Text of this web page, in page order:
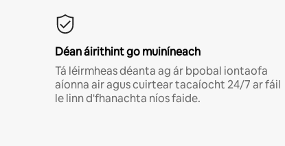
Déan áirithint go muiníneach
Tá léirmheas déanta ag ár bpobal iontaofa
aíonna air agus cuirtear tacaíocht 24/7 ar fáil
le linn d'fhanachta níos faide.